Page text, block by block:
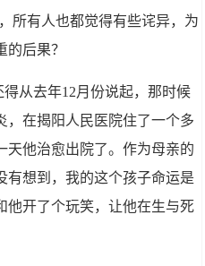
所有人也都觉得有些诧异，为
后果？
从去年12月份说起，那时候
，在揭阳人民医院住了一个多
天他治愈出院了。作为母亲的
有想到，我的这个孩子命运是
他开了个玩笑，让他在生与死